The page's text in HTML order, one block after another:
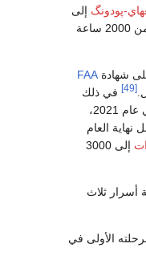
پودونگ إلى
في سبتمبر، توقعت كوماك إجراء 1500 رحلة تجريبية لأكثر من 2000 ساعة
شهادة FAA
[49]
في ذلك
الوقت، طار النموذجان أقل من 150 ساعة، بمتوسط أقل من 5 ساعات شهرياً لكل منهما.للحصول على الشهادة في ديسمبر 2020 والتسليم الأول في عام 2021،
قبل نهاية العام
إلى 3000
أسرار ثلاث
الأولى في